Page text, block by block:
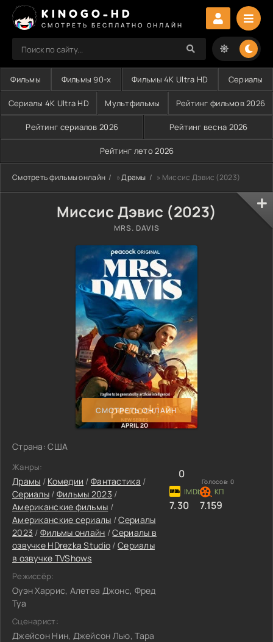
KINOGO-HD
СМОТРЕТЬ БЕСПЛАТНО ОНЛАЙН
Фильмы Фильмы 90-х Фильмы 4K Ultra HD Сериалы
Сериалы 4K Ultra HD Мультфильмы Рейтинг фильмов 2026
Рейтинг сериалов 2026 Рейтинг весна 2026
Рейтинг лето 2026
Смотреть фильмы онлайн »Драмы » Миссис Дэвис (2023)
Миссис Дэвис (2023)
MRS. DAVIS
СМОТРЕТЬ ОНЛАЙН
Страна: США
Жанры:
Драмы / Комедии /Фантастика /
Сериалы/ Фильмы 2023 /
Американские фильмы /
Американские сериалы /Сериалы
2023 / Фильмы онлайн /Сериалы в
озвучке HDrezka Studio /Сериалы
в озвучке TVShows
Режиссёр:
Оуэн Харрис, Алетеа Джонс, Фред
Туа
Сценарист:
Джейсон Нин, Джейсон Лью, Тара
0
Голосов: 0
7.30 7.159